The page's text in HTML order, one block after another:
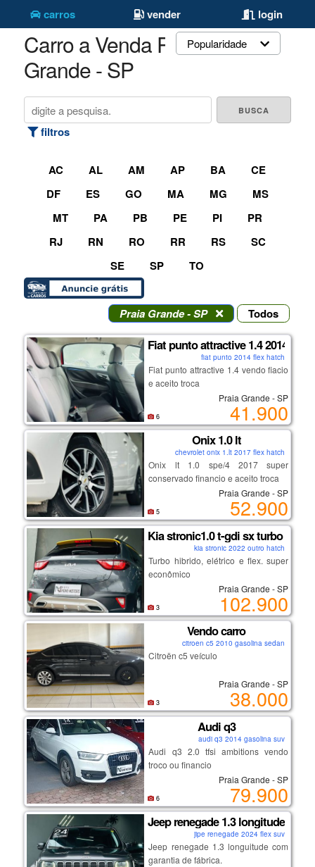
carros vender login
Carro a Venda Praia
Grande - SP
filtros
Popularidade
AC AL AM AP BA
CE
DF
ES GO MA MG
MS
MT
PA PB PE PI
PR
RJ
RN RO RR RS
SC
SE
SP TO
Todos
Praia Grande - SP
Fiat punto attractive 1.4 2014
fiat punto 2014 flex hatch
Fiat punto attractive 1.4 vendo fiacio
e aceito troca
Praia Grande - SP
41.900
6
Onix 1.0 lt
chevrolet onix 1.lt 2017 flex hatch
Onix lt 1.0 spe/4 2017 super
conservado financio e aceito troca
Praia Grande - SP
52.900
5
Kia stronic1.0 t-gdi sx turbo
kia stronic 2022 outro hatch
Turbo hibrido, elétrico e flex. super
econômico
Praia Grande - SP
102.900
3
Vendo carro
citroen c5 2010 gasolina sedan
Citroën c5 veículo
Praia Grande - SP
38.000
3
Audi q3
audi q3 2014 gasolina suv
Audi q3 2.0 tfsi ambitions vendo
troco ou financio
Praia Grande - SP
79.900
6
Jeep renegade 1.3 longitude
jipe renegade 2024 flex suv
Jeep renegade 1.3 longuitude com
garantia de fábrica.